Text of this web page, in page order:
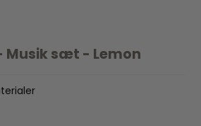
Musik sæt - Lemon